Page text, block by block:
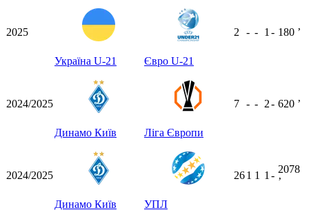
2025
Україна U-21 Євро U-21
2 - - 1 - 180 ʼ
2024/2025
Динамо Київ Ліга Європи
7 - - 2- 620 ʼ
2024/2025
Динамо Київ УПЛ
261 1 1 -
2078
ʼ